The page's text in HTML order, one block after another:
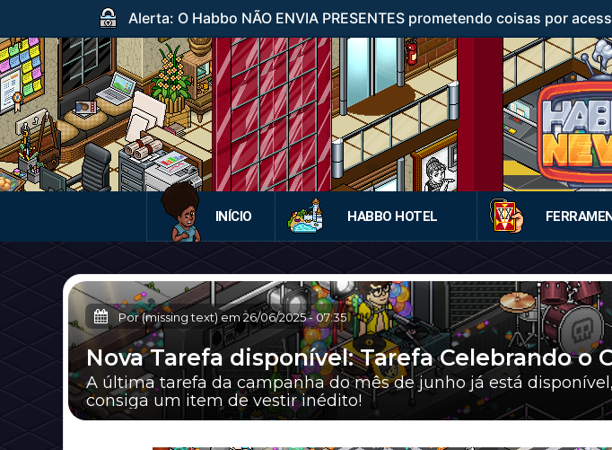
Alerta: O Habbo NÃO ENVIA PRESENTES prometendo coisas por
INÍCIO HABBO HOTEL
Por (missing text) em26/06/2025-07:35
Nova Tarefa disponível: Tarefa Celebrando o
A última tarefa da campanha do mês de junho já está
consiga um item de vestir inédito!